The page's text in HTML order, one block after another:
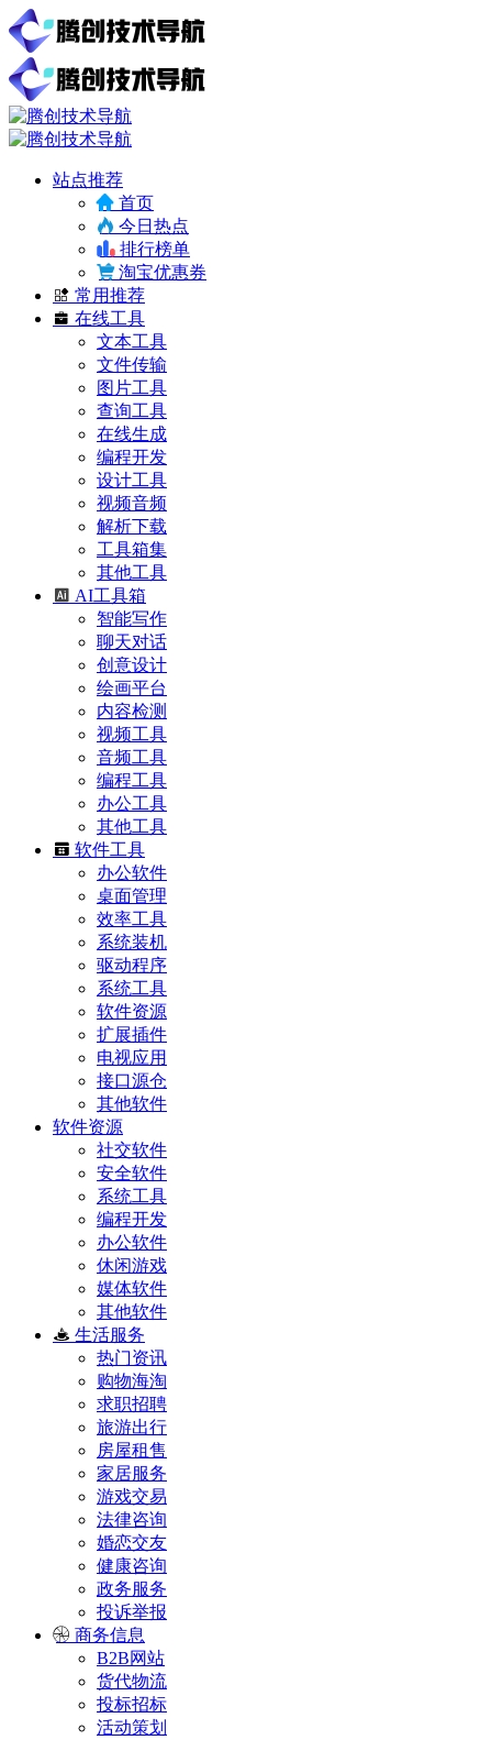
站点推荐
首页
今日热点
排行榜单
淘宝优惠券
常用推荐
在线工具
文本工具
文件传输
图片工具
查询工具
在线生成
编程开发
设计工具
视频音频
解析下载
工具箱集
其他工具
AI工具箱
智能写作
聊天对话
创意设计
绘画平台
内容检测
视频工具
音频工具
编程工具
办公工具
其他工具
软件工具
办公软件
桌面管理
效率工具
系统装机
驱动程序
系统工具
软件资源
扩展插件
电视应用
接口源仓
其他软件
软件资源
社交软件
安全软件
系统工具
编程开发
办公软件
休闲游戏
媒体软件
其他软件
生活服务
热门资讯
购物海淘
求职招聘
旅游出行
房屋租售
家居服务
游戏交易
法律咨询
婚恋交友
健康咨询
政务服务
投诉举报
商务信息
B2B网站
货代物流
投标招标
活动策划